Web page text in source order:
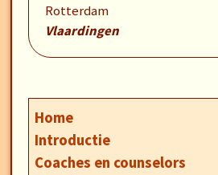
Rotterdam
Vlaardingen
Home
Introductie
Coaches en counselors